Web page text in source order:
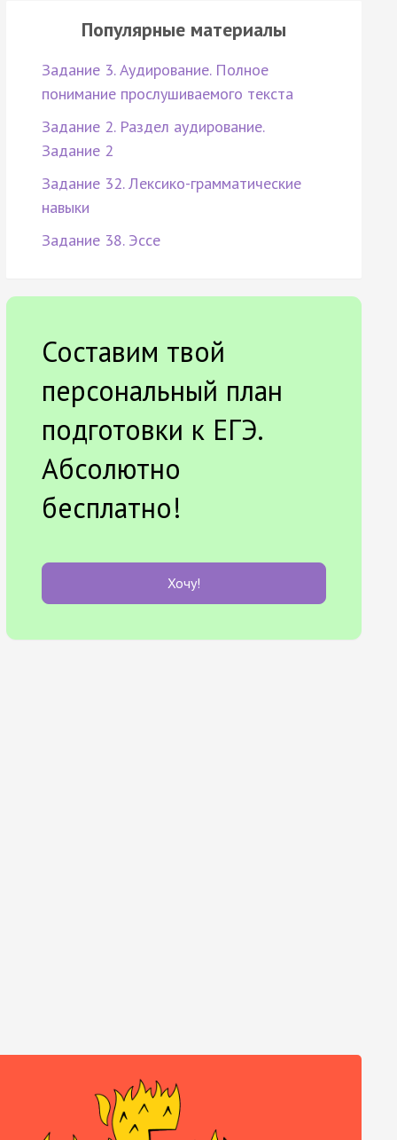
Популярные материалы
Задание 3. Аудирование. Полное
понимание прослушиваемого текста
Задание 2. Раздел аудирование.
Задание 2
Задание 32. Лексико-грамматические
навыки
Задание 38. Эссе
Составим твой
персональный план
подготовки к ЕГЭ.
Абсолютно
бесплатно!
Хочу!